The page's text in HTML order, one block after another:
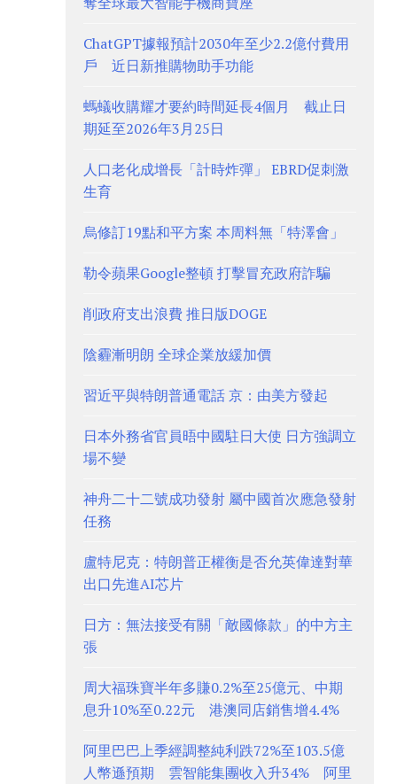
ChatGPT據報預計2030年至少2.2億付費用
戶 近日新推購物助手功能
螞蟻收購耀才要約時間延長4個月 截止日
期延至2026年3月25日
人口老化成增長「計時炸彈」 EBRD促刺激
生育
烏修訂19點和平方案 本周料無「特澤會」
勒令蘋果Google整頓 打擊冒充政府詐騙
削政府支出浪費 推日版DOGE
陰霾漸明朗 全球企業放緩加價
習近平與特朗普通電話 京：由美方發起
日本外務省官員晤中國駐日大使 日方強調立
場不變
神舟二十二號成功發射 屬中國首次應急發射
任務
盧特尼克：特朗普正權衡是否允英偉達對華
出口先進AI芯片
日方：無法接受有關「敵國條款」的中方主
張
周大福珠寶半年多賺0.2%至25億元、中期
息升10%至0.22元 港澳同店銷售增4.4%
阿里巴巴上季經調整純利跌72%至103.5億
人幣遜預期 雲智能集團收入升34% 阿里